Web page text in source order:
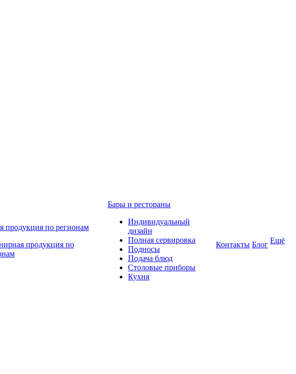
продукция по регионам
продукция по
Бары и рестораны
Индивидуальный
дизайн
Полная сервировка
Подносы
Подача блюд
Столовые приборы
Кухня
Контакты Блог Ещё